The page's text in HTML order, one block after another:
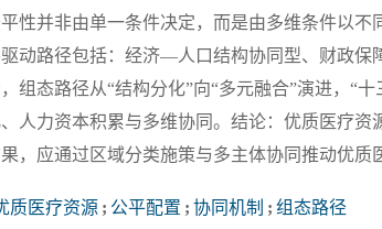
性并非由单一条件决定，而是由多维条件以
动路径包括：经济—人口结构协同型、财政
组态路径从“结构分化”向“多元融合”演进，“
人力资本积累与多维协同。结论：优质医疗
，应通过区域分类施策与多主体协同推动优质
质医疗资源 ; 公平配置 ; 协同机制 ; 组态路径